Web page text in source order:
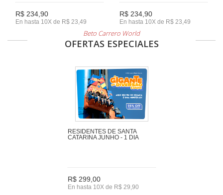
R$ 234,90
En hasta 10X de R$ 23,49
R$ 234,90
En hasta 10X de R$ 23,49
Beto Carrero World
OFERTAS ESPECIALES
RESIDENTES DE SANTA
CATARINA JUNHO - 1 DIA
R$ 299,00
En hasta 10X de R$ 29,90